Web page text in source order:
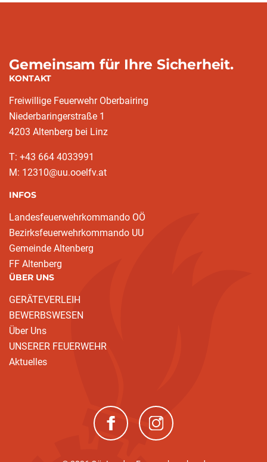
Gemeinsam für Ihre Sicherheit.
KONTAKT
Freiwillige Feuerwehr Oberbairing
Niederbaringerstraße 1
4203 Altenberg bei Linz
T: +43 664 4033991
M: 12310@uu.ooelfv.at
INFOS
Landesfeuerwehrkommando OÖ
Bezirksfeuerwehrkommando UU
Gemeinde Altenberg
FF Altenberg
ÜBER UNS
GERÄTEVERLEIH
BEWERBSWESEN
Über Uns
UNSERER FEUERWEHR
Aktuelles
(neues Fenster)(neues Fenster)